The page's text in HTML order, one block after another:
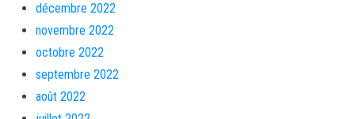
décembre 2022
novembre 2022
octobre 2022
septembre 2022
août 2022